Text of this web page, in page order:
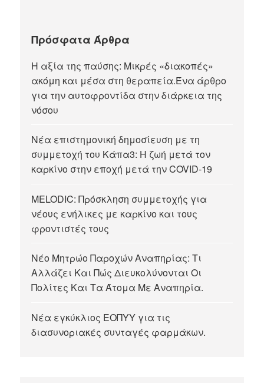
Πρόσφατα Άρθρα
Η αξία της παύσης: Μικρές «διακοπές»
ακόμη και μέσα στη θεραπεία.Ένα άρθρο
για την αυτοφροντίδα στην διάρκεια της
νόσου
Νέα επιστημονική δημοσίευση με τη
συμμετοχή του Κάπα3: Η ζωή μετά τον
καρκίνο στην εποχή μετά την COVID-19
MELODIC: Πρόσκληση συμμετοχής για
νέους ενήλικες με καρκίνο και τους
φροντιστές τους
Νέο Μητρώο Παροχών Αναπηρίας: Τι
Αλλάζει Και Πώς Διευκολύνονται Οι
Πολίτες Και Τα Άτομα Με Αναπηρία.
Νέα εγκύκλιος ΕΟΠΥΥ για τις
διασυνοριακές συνταγές φαρμάκων.